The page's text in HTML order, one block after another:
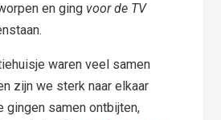
en ging voor de TV
waren veel samen
zijn we sterk naar elkaar
gingen samen ontbijten,